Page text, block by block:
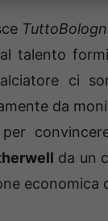
talento
ci
da
da un
economica